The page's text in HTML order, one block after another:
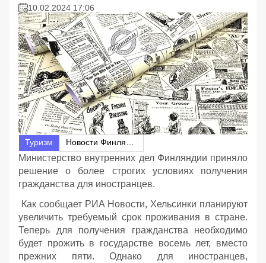
10.02.2024 17:06
Туризм
Министерство внутренних дел Финляндии приняло
решение о более строгих условиях получения
гражданства для иностранцев.
Как сообщает РИА Новости, Хельсинки планируют
увеличить требуемый срок проживания в стране.
Теперь для получения гражданства необходимо
будет прожить в государстве восемь лет, вместо
прежних пяти. Однако для иностранцев,